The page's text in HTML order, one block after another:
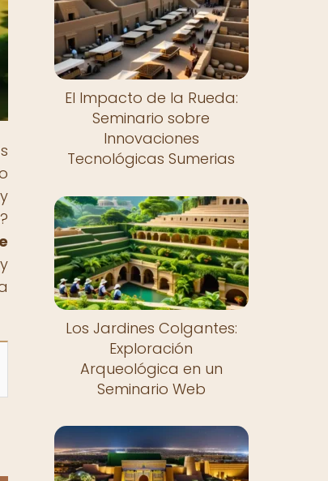
El Impacto de la Rueda:
Seminario sobre
Innovaciones
Tecnológicas Sumerias
Los Jardines Colgantes:
Exploración
Arqueológica en un
Seminario Web